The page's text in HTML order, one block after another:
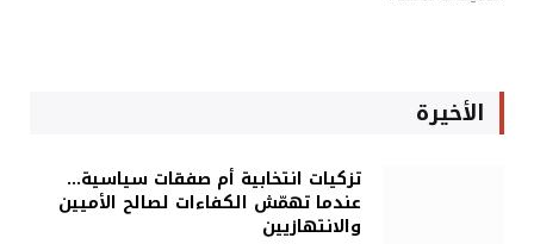
الأخيرة
تزكيات انتخابية أم صفقات سياسية…
عندما تهمّش الكفاءات لصالح الأميين
والانتهازيين